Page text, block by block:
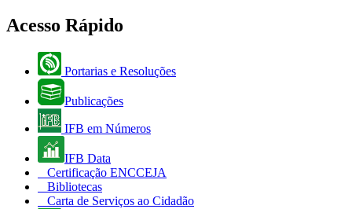
Acesso Rápido
Portarias e Resoluções
Publicações
IFB em Números
IFB Data
Certificação ENCCEJA
Bibliotecas
Carta de Serviços ao Cidadão